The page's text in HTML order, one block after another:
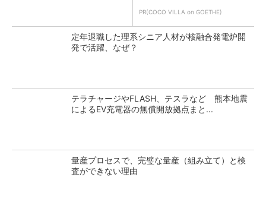
PR(COCO VILLA on GOETHE)
定年退職した理系シニア人材が核融合発電炉開
発で活躍、なぜ？
テラチャージやFLASH、テスラなど 熊本地震
によるEV充電器の無償開放拠点まと...
量産プロセスで、完璧な量産（組み立て）と検
査ができない理由